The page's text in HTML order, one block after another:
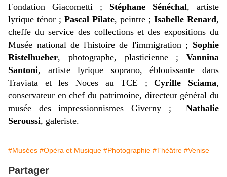
Fondation Giacometti ; Stéphane Sénéchal, artiste
lyrique ténor ; Pascal Pilate, peintre ; Isabelle Renard,
cheffe du service des collections et des expositions du
Musée national de l'histoire de l'immigration ; Sophie
Ristelhueber, photographe, plasticienne ; Vannina
Santoni, artiste lyrique soprano, éblouissante dans
Traviata et les Noces au TCE ;Cyrille Sciama,
conservateur en chef du patrimoine, directeur général du
musée des impressionnismes Giverny ; Nathalie
Seroussi, galeriste.
#Musées #Opéra et Musique #Photographie #Théâtre #Venise
Partager